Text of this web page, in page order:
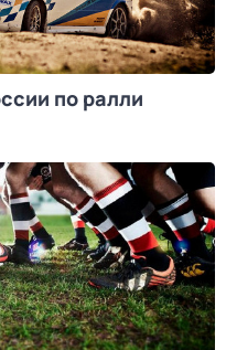
по ралли